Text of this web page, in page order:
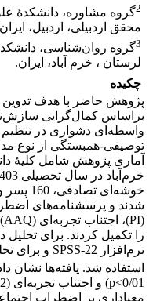
2گروه مشاوره، دانشکدۀ
محقق اردبیلی، اردبیل،
3گروه روان‌شناسی،
لرستان ، خرم آباد، ایران.
چکیده
پژوهش حاضر با هدف
براساس کمال‌گرایی
واسطه‌ای دشواری در
توصیفی-همبستگی از نوع
آماری پژوهش شامل کلیۀ
را تکمیل کردند. برای
نرم‌افزار SPSS-22 و برای تحلیل مسیر از نرم‌افزار
معناداری بر اضطراب